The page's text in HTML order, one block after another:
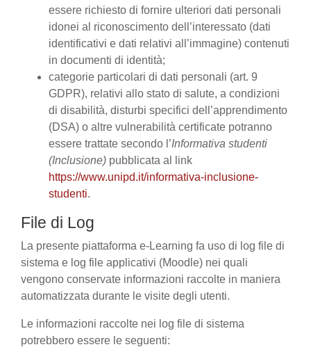
essere richiesto di fornire ulteriori dati personali
idonei al riconoscimento dell’interessato (dati
identificativi e dati relativi all’immagine) contenuti
in documenti di identità;
categorie particolari di dati personali (art. 9
GDPR), relativi allo stato di salute, a condizioni
di disabilità, disturbi specifici dell’apprendimento
(DSA) o altre vulnerabilità certificate potranno
essere trattate secondo l’Informativa studenti
(Inclusione) pubblicata al link
https://www.unipd.it/informativa-inclusione-
studenti.
File di Log
La presente piattaforma e-Learning fa uso di log file di
sistema e log file applicativi (Moodle) nei quali
vengono conservate informazioni raccolte in maniera
automatizzata durante le visite degli utenti.
Le informazioni raccolte nei log file di sistema
potrebbero essere le seguenti: